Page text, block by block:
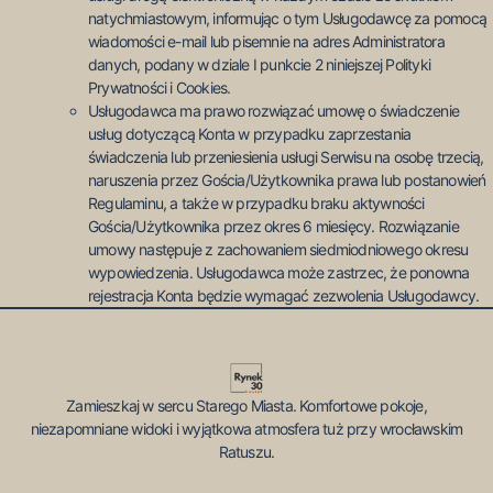
natychmiastowym, informując o tym Usługodawcę za pomocą
wiadomości e-mail lub pisemnie na adres Administratora
danych, podany w dziale I punkcie 2 niniejszej Polityki
Prywatności i Cookies.
Usługodawca ma prawo rozwiązać umowę o świadczenie
usług dotyczącą Konta w przypadku zaprzestania
świadczenia lub przeniesienia usługi Serwisu na osobę trzecią,
naruszenia przez Gościa/Użytkownika prawa lub postanowień
Regulaminu, a także w przypadku braku aktywności
Gościa/Użytkownika przez okres 6 miesięcy. Rozwiązanie
umowy następuje z zachowaniem siedmiodniowego okresu
wypowiedzenia. Usługodawca może zastrzec, że ponowna
rejestracja Konta będzie wymagać zezwolenia Usługodawcy.
Zamieszkaj w sercu Starego Miasta. Komfortowe pokoje,
niezapomniane widoki i wyjątkowa atmosfera tuż przy wrocławskim
Ratuszu.